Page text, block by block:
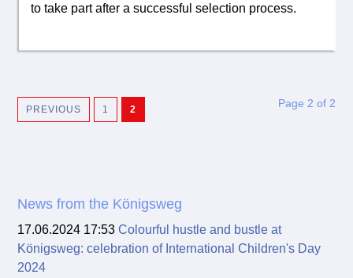
to take part after a successful selection process.
Page 2 of 2
PREVIOUS 1 2
News from the Königsweg
17.06.2024 17:53 Colourful hustle and bustle at
Königsweg: celebration of International Children's Day
2024